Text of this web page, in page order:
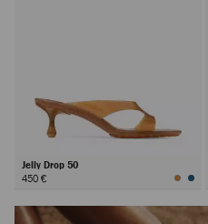
Jelly Drop 50
450 €